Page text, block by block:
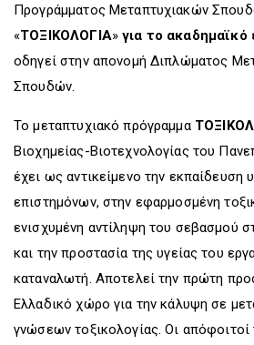
Προγράμματος Μεταπτυχιακών
«ΤΟΞΙΚΟΛΟΓΙΑ»για το
οδηγεί στην απονομή Διπλώματος
Σπουδών.
Το μεταπτυχιακό πρόγραμμα
Βιοχημείας-Βιοτεχνολογίας του
έχει ως αντικείμενο την εκπαίδευση
επιστημόνων, στην εφαρμοσμένη
ενισχυμένη αντίληψη του σεβασμού
και την προστασία της υγείας του
καταναλωτή. Αποτελεί την πρώτη
Ελλαδικό χώρο για την κάλυψη σε
γνώσεων τοξικολογίας. Οι